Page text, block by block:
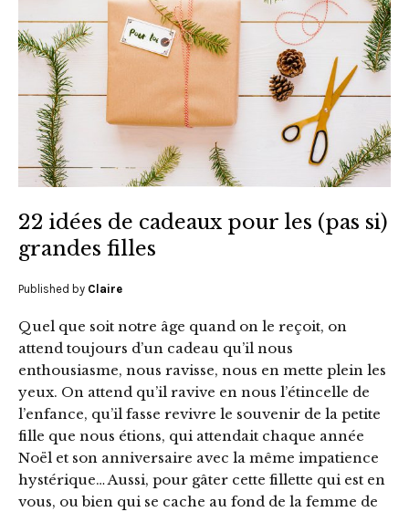
22 idées de cadeaux pour les (pas si)
grandes filles
Published by Claire
Quel que soit notre âge quand on le reçoit, on
attend toujours d’un cadeau qu’il nous
enthousiasme, nous ravisse, nous en mette plein les
yeux. On attend qu’il ravive en nous l’étincelle de
l’enfance, qu’il fasse revivre le souvenir de la petite
fille que nous étions, qui attendait chaque année
Noël et son anniversaire avec la même impatience
hystérique… Aussi, pour gâter cette fillette qui est en
vous, ou bien qui se cache au fond de la femme de